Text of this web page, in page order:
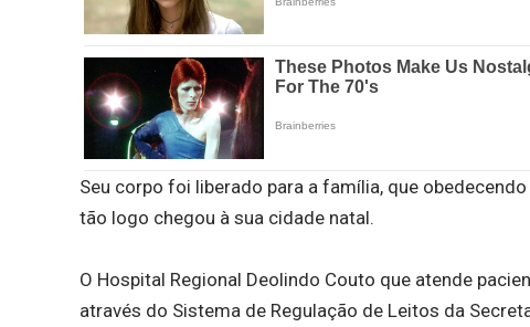
Seu corpo foi liberado para a família, que
tão logo chegou à sua cidade natal.
O Hospital Regional Deolindo Couto que atende
através do Sistema de Regulação de Leitos da